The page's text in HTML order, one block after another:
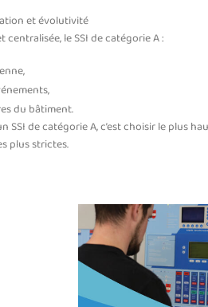
et évolutivité
le SSI de catégorie A :
du bâtiment.
SSI de catégorie A, c’est choisir le
plus strictes.